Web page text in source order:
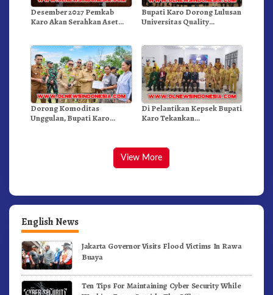
Desember 2027 Pemkab
Karo Akan Serahkan Aset
Bupati Karo Dorong Lulusan
Universitas Quality
Dorong Komoditas
Unggulan, Bupati Karo
Di Pelantikan Kepsek Bupati
Karo Tekankan
View More
English News
Jakarta Governor Visits Flood Victims In Rawa
Buaya
Ten Tips For Maintaining Cyber Security While